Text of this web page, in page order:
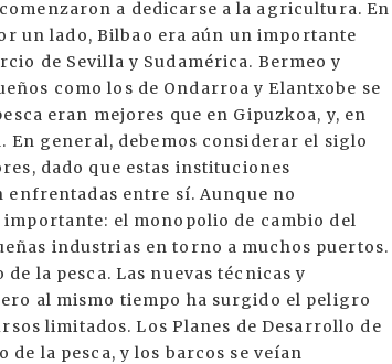
a dedicarse a la agricultura. En
un lado, Bilbao era aún un importante
de Sevilla y Sudamérica. Bermeo y
como los de Ondarroa y Elantxobe se
eran mejores que en Gipuzkoa, y, en
general, debemos considerar el siglo
dado que estas instituciones
enfrentadas entre sí. Aunque no
el monopolio de cambio del
industrias en torno a muchos puertos.
la pesca. Las nuevas técnicas y
al mismo tiempo ha surgido el peligro
limitados. Los Planes de Desarrollo de
la pesca, y los barcos se veían